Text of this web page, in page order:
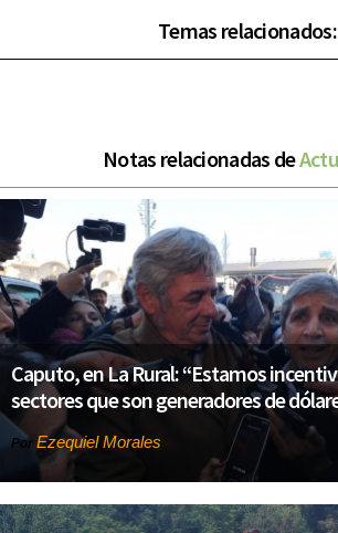
Temas relacionados:
Notas relacionadas de
Caputo, en La Rural: “Estamos
sectores que son generadores de
Por Ezequiel Morales